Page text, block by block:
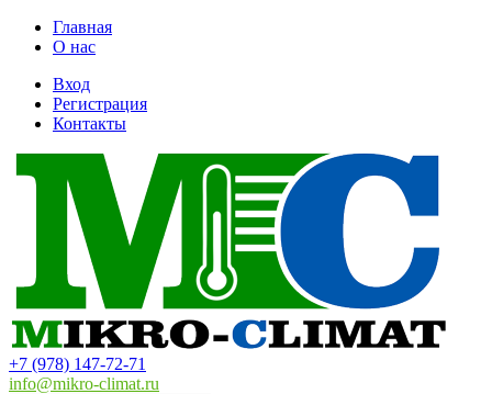
Главная
О нас
Вход
Регистрация
Контакты
+7 (978) 147-72-71
info@mikro-climat.ru